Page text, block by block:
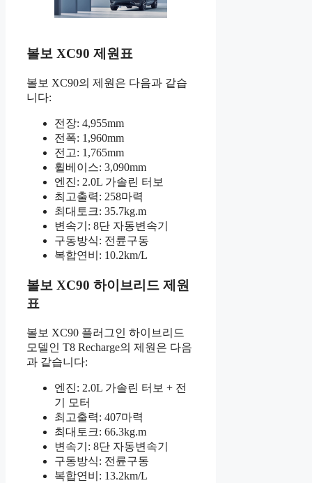
볼보 XC90 제원표
볼보 XC90의 제원은 다음과 같습
니다:
전장: 4,955mm
전폭: 1,960mm
전고: 1,765mm
휠베이스: 3,090mm
엔진: 2.0L 가솔린 터보
최고출력: 258마력
최대토크: 35.7kg.m
변속기: 8단 자동변속기
구동방식: 전륜구동
복합연비: 10.2km/L
볼보 XC90 하이브리드 제원
표
볼보 XC90 플러그인 하이브리드
모델인 T8 Recharge의 제원은 다음
과 같습니다:
엔진: 2.0L 가솔린 터보 + 전
기 모터
최고출력: 407마력
최대토크: 66.3kg.m
변속기: 8단 자동변속기
구동방식: 전륜구동
복합연비: 13.2km/L